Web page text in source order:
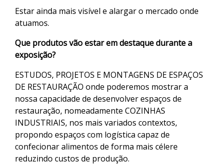
Estar ainda mais visível e alargar o mercado onde
atuamos.
Que produtos vão estar em destaque durante a
exposição?
ESTUDOS, PROJETOS E MONTAGENS DE ESPAÇOS
DE RESTAURAÇÃO onde poderemos mostrar a
nossa capacidade de desenvolver espaços de
restauração, nomeadamente COZINHAS
INDUSTRIAIS, nos mais variados contextos,
propondo espaços com logística capaz de
confecionar alimentos de forma mais célere
reduzindo custos de produção.